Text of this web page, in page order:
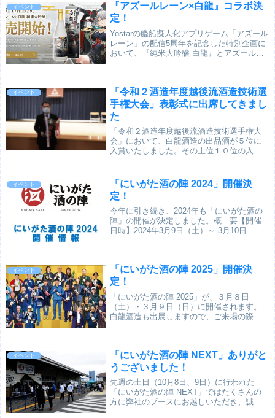
て、南魚沼...
イベント
『アズールレーン×白龍』コラボ決
定！
Yostarの艦船擬人化アプリゲーム「アズール
レーン」の配信5周年を記念した特別企画に
おいて、『純米大吟醸 白龍』とアズールレ
イベント
「令和２酒造年度越後流酒造技術選
手権大会」表彰式に出席してきまし
た
「令和２酒造年度越後流酒造技術選手権大
会」において、白龍酒造の出品酒が５位に
入賞いたしました。その上位１０位の入賞
た。越後流の酒造技術を競う大会で、白龍
酒造の出品酒...
イベント
「にいがた酒の陣 2024」開催決
定！
今年に引き続き、2024年も「にいがた酒の
陣」の開催が決定しました。概 要【開催
日時】2024年3月9日（土）～ 3月10日
イベント
「にいがた酒の陣 2025」開催決
定！
「にいがた酒の陣 2025」が、３月８日
（土）・３月９日（日）に開催されます。
白龍酒造も出展しますので、ご来場の際は
イベント
「にいがた酒の陣 NEXT」ありがと
うございました！
先週の土日（10月8日、9日）に行われた
「にいがた酒の陣 NEXT」ではたくさんの
方に弊社のブースにお越しいただき、誠に